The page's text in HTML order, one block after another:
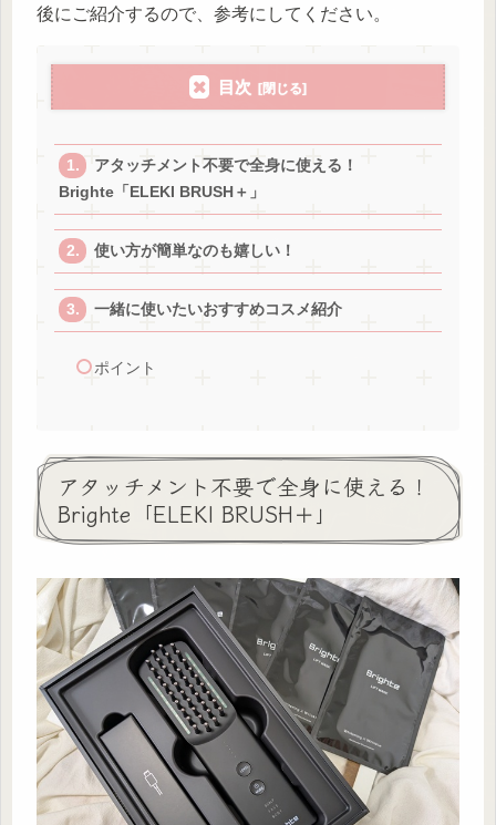
後にご紹介するので、参考にしてください。
目次
アタッチメント不要で全身に使える！
Brighte「ELEKI BRUSH＋」
使い方が簡単なのも嬉しい！
一緒に使いたいおすすめコスメ紹介
ポイント
アタッチメント不要で全身に使える！
Brighte「ELEKI BRUSH＋」